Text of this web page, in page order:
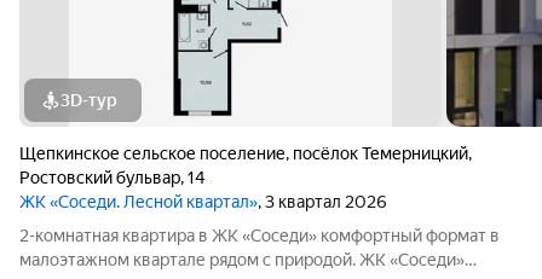
3D-тур
Щепкинское сельское поселение, посёлок Темерницкий,
Ростовский бульвар,14
ЖК «Соседи. Лесной квартал», 3 квартал 2026
2-комнатная квартира в ЖК «Соседи» комфортный формат в
малоэтажном квартале рядом с природой. ЖК «Соседи»